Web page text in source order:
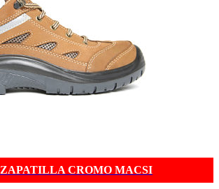
ZAPATILLA CROMO MACSI